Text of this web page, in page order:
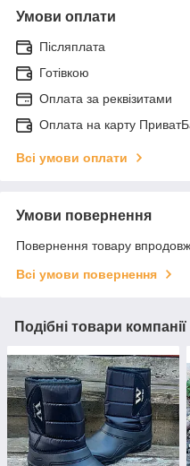
Умови оплати
Післяплата
Готівкою
Оплата за реквізитами
Оплата на карту
Всі умови оплати
Умови повернення
Повернення товару
Всі умови повернення
Подібні товари компанії